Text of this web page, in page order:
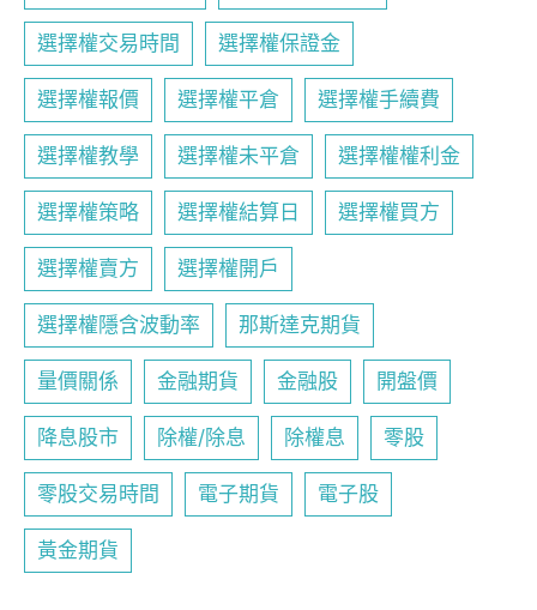
選擇權交易時間 選擇權保證金
選擇權報價 選擇權平倉 選擇權手續費
選擇權教學 選擇權未平倉 選擇權權利金
選擇權策略 選擇權結算日 選擇權買方
選擇權賣方 選擇權開戶
選擇權隱含波動率 那斯達克期貨
量價關係 金融期貨 金融股 開盤價
降息股市 除權/除息 除權息 零股
零股交易時間 電子期貨 電子股
黃金期貨